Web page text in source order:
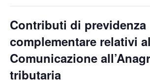
Contributi di previdenza
complementare relativi
Comunicazione
tributaria